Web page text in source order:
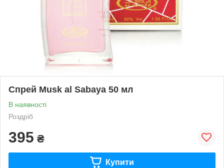
Спрей Musk al Sabaya 50 мл
В наявності
Роздріб
395 ₴
Купити